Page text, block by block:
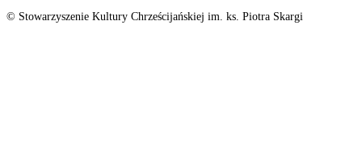
© Stowarzyszenie Kultury Chrześcijańskiej im. ks. Piotra Skargi